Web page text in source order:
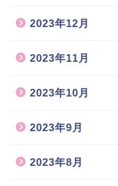
2023年12月
2023年11月
2023年10月
2023年9月
2023年8月